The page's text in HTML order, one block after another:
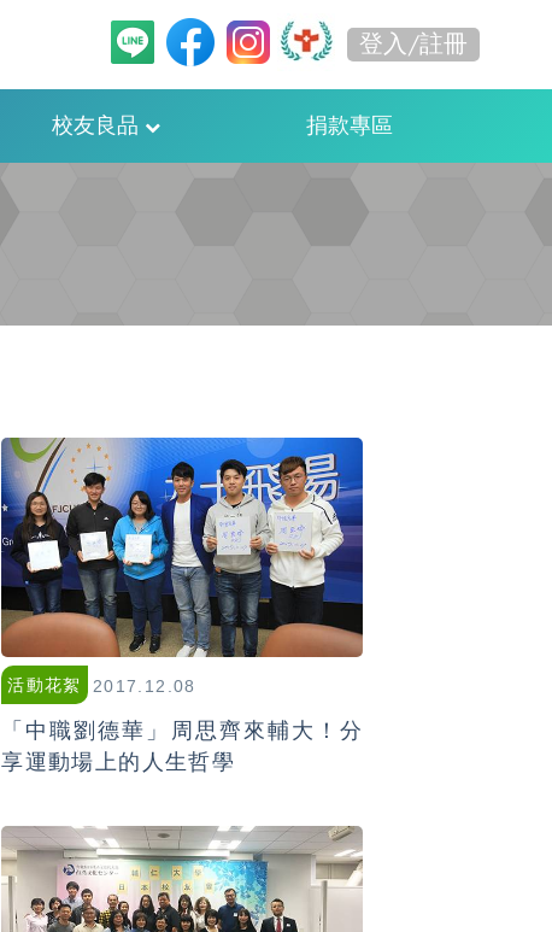
登入/註冊
校友良品 捐款專區
活動花絮 2017.12.08
「中職劉德華」周思齊來輔大！分
享運動場上的人生哲學